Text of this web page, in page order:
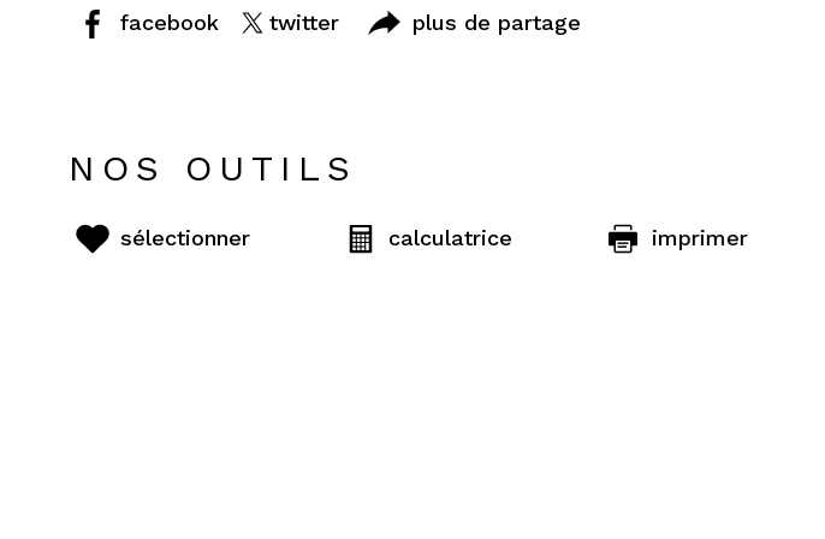
facebook twitter plus de partage
NOS OUTILS
sélectionner calculatrice imprimer